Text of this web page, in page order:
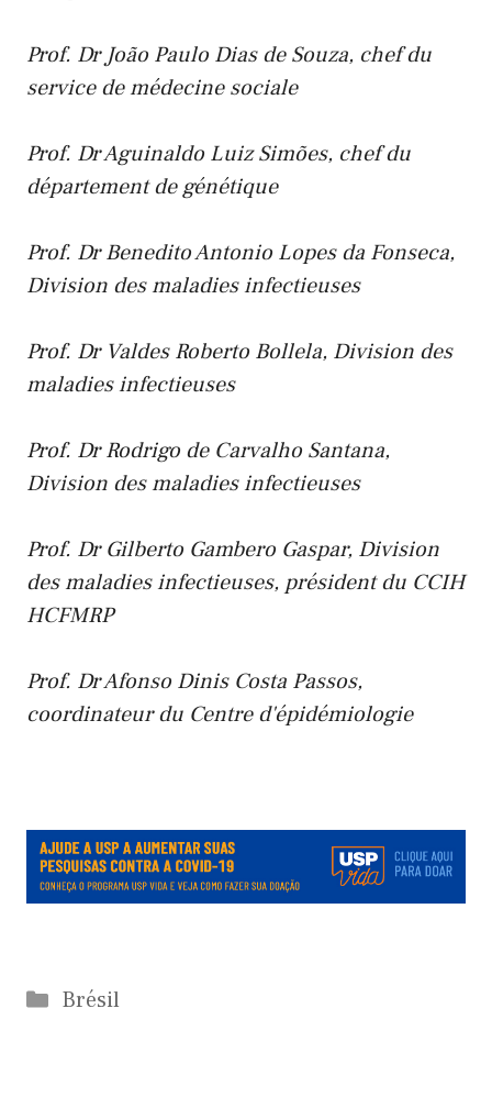
Prof. Dr João Paulo Dias de Souza, chef du
service de médecine sociale
Prof. Dr Aguinaldo Luiz Simões, chef du
département de génétique
Prof. Dr Benedito Antonio Lopes da Fonseca,
Division des maladies infectieuses
Prof. Dr Valdes Roberto Bollela, Division des
maladies infectieuses
Prof. Dr Rodrigo de Carvalho Santana,
Division des maladies infectieuses
Prof. Dr Gilberto Gambero Gaspar, Division
des maladies infectieuses, président du CCIH
HCFMRP
Prof. Dr Afonso Dinis Costa Passos,
coordinateur du Centre d'épidémiologie
Catégories
Brésil